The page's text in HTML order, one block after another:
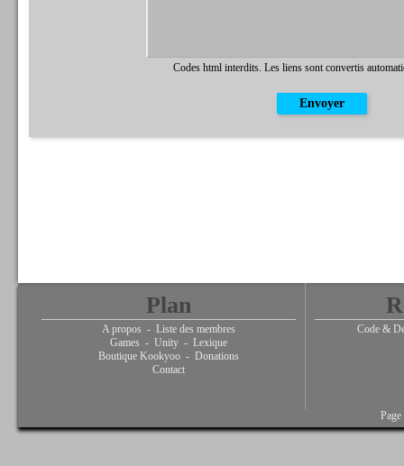
Codes html interdits. Les liens sont convertis
Plan
A propos - Liste des membres
Games - Unity - Lexique
Boutique Kookyoo - Donations
Contact
Code &